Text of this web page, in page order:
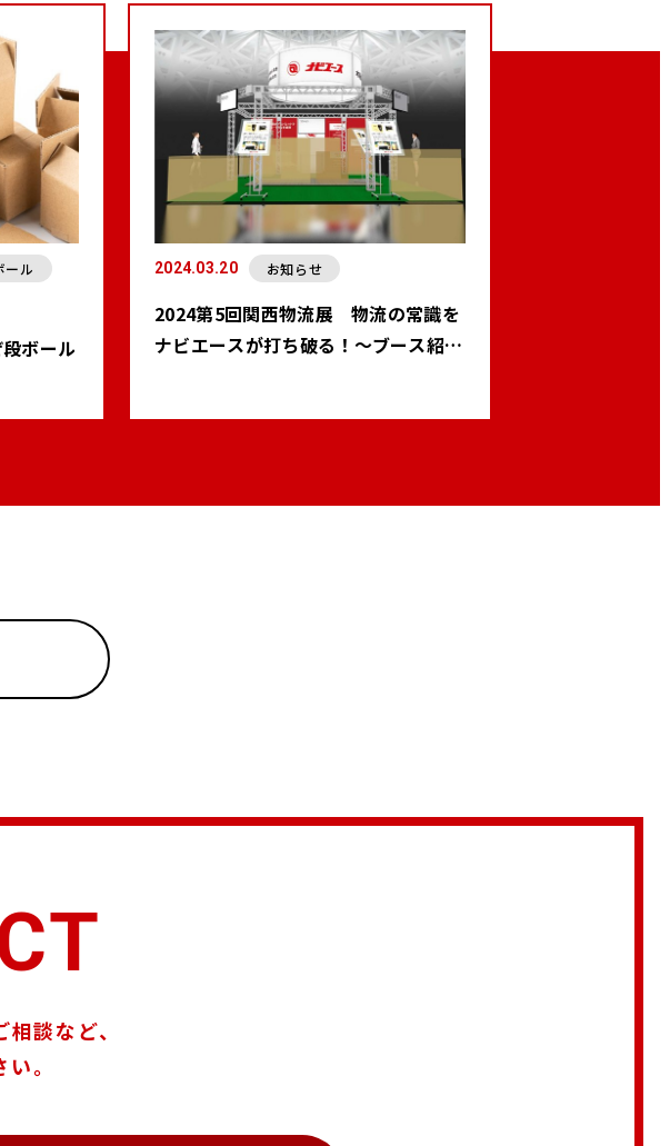
ール
ボール
2024.03.20 お知らせ
2024第5回関西物流展 物流の常識を
ナビエースが打ち破る！～ブース紹介
談など、
。